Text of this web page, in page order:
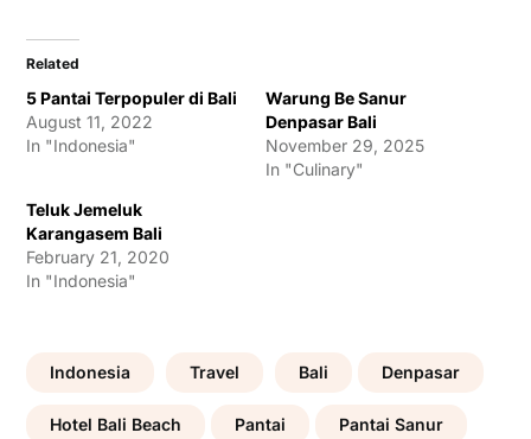
Related
5 Pantai Terpopuler di Bali
August 11, 2022
In "Indonesia"
Warung Be Sanur
Denpasar Bali
November 29, 2025
In "Culinary"
Teluk Jemeluk
Karangasem Bali
February 21, 2020
In "Indonesia"
Indonesia Travel Bali Denpasar
Hotel Bali Beach Pantai Pantai Sanur